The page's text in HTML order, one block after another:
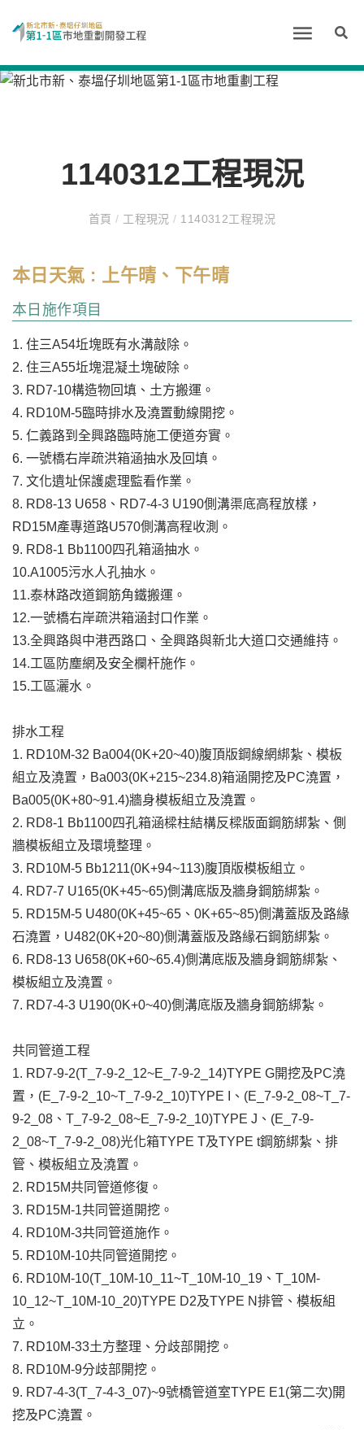
1140312工程現況
首頁/ 工程現況/ 1140312工程現況
本日天氣 : 上午晴、下午晴
本日施作項目
1. 住三A54坵塊既有水溝敲除。
2. 住三A55坵塊混凝土塊破除。
3. RD7-10構造物回填、土方搬運。
4. RD10M-5臨時排水及澆置動線開挖。
5. 仁義路到全興路臨時施工便道夯實。
6. 一號橋右岸疏洪箱涵抽水及回填。
7. 文化遺址保護處理監看作業。
8. RD8-13 U658、RD7-4-3 U190側溝渠底高程放樣，
RD15M產專道路U570側溝高程收測。
9. RD8-1 Bb1100四孔箱涵抽水。
10.A1005污水人孔抽水。
11.泰林路改道鋼筋角鐵搬運。
12.一號橋右岸疏洪箱涵封口作業。
13.全興路與中港西路口、全興路與新北大道口交通維持。
14.工區防塵網及安全欄杆施作。
15.工區灑水。
排水工程
1. RD10M-32 Ba004(0K+20~40)腹頂版鋼線網綁紮、模板
組立及澆置，Ba003(0K+215~234.8)箱涵開挖及PC澆置，
Ba005(0K+80~91.4)牆身模板組立及澆置。
2. RD8-1 Bb1100四孔箱涵樑柱結構反樑版面鋼筋綁紮、側
牆模板組立及環境整理。
3. RD10M-5 Bb1211(0K+94~113)腹頂版模板組立。
4. RD7-7 U165(0K+45~65)側溝底版及牆身鋼筋綁紮。
5. RD15M-5 U480(0K+45~65、0K+65~85)側溝蓋版及路緣
石澆置，U482(0K+20~80)側溝蓋版及路緣石鋼筋綁紮。
6. RD8-13 U658(0K+60~65.4)側溝底版及牆身鋼筋綁紮、
模板組立及澆置。
7. RD7-4-3 U190(0K+0~40)側溝底版及牆身鋼筋綁紮。
共同管道工程
1. RD7-9-2(T_7-9-2_12~E_7-9-2_14)TYPE G開挖及PC澆
置，(E_7-9-2_10~T_7-9-2_10)TYPE I、(E_7-9-2_08~T_7-
9-2_08、T_7-9-2_08~E_7-9-2_10)TYPE J、(E_7-9-
2_08~T_7-9-2_08)光化箱TYPE T及TYPE t鋼筋綁紮、排
管、模板組立及澆置。
2. RD15M共同管道修復。
3. RD15M-1共同管道開挖。
4. RD10M-3共同管道施作。
5. RD10M-10共同管道開挖。
6. RD10M-10(T_10M-10_11~T_10M-10_19、T_10M-
10_12~T_10M-10_20)TYPE D2及TYPE N排管、模板組
立。
7. RD10M-33土方整理、分歧部開挖。
8. RD10M-9分歧部開挖。
9. RD7-4-3(T_7-4-3_07)~9號橋管道室TYPE E1(第二次)開
挖及PC澆置。